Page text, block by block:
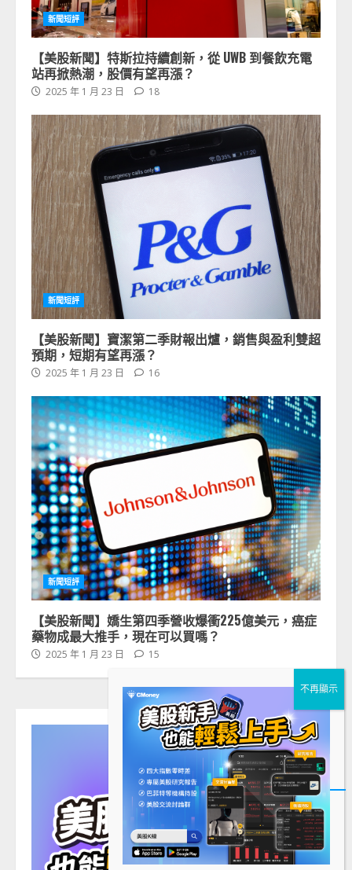
新聞短評
【美股新聞】特斯拉持續創新，從 UWB 到餐飲充電
站再掀熱潮，股價有望再漲？
2025 年 1 月 23 日 18
新聞短評
【美股新聞】寶潔第二季財報出爐，銷售與盈利雙超
預期，短期有望再漲？
2025 年 1 月 23 日 16
新聞短評
【美股新聞】嬌生第四季營收爆衝225億美元，癌症
藥物成最大推手，現在可以買嗎？
2025 年 1 月 23 日 15